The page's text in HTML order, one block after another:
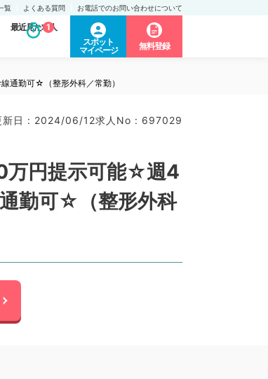
覧 よくある質問 お電話でのお問い合わせについて
最近見た求人
1
スポット
マイページ
無料登録
通勤可☆（整形外科／常勤）
新日 : 2024/06/12求人No : 697029
万円提示可能☆週4
勤可☆（整形外科